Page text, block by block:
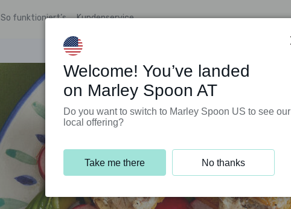
So funktioniert’s Kundenservice
Welcome! You’ve landed
on Marley Spoon AT
Do you want to switch to Marley Spoon US to see our
local offering?
Take me there No thanks